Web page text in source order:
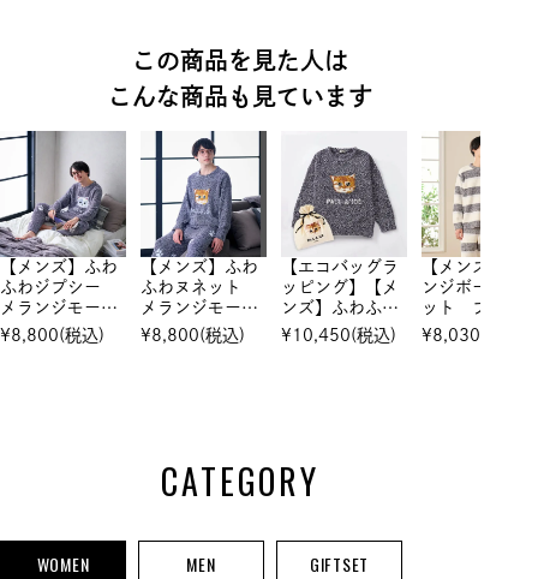
この商品を見た人は
こんな商品も見ています
【メンズ】ふわ
ふわジプシー
メランジモール
ヤーンジャカー
ド プルオーバ
¥8,800(税込)
【メンズ】ふわ
ふわヌネット
メランジモール
ヤーンジャカー
ド プルオーバ
¥8,800(税込)
【エコバッグラ
ッピング】【メ
ンズ】ふわふわ
ヌネット メラ
ンジモールヤー
¥ 10,450(税込)
【メンズ】メラ
ンジボーダーニ
ット プルオー
バー
¥8,030
CATEGORY
WOMEN MEN GIFTSET